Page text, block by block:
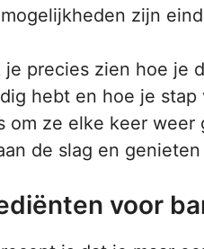
zijn
precies zien hoe je
hebt en hoe je
om ze elke keer
de slag en
voor